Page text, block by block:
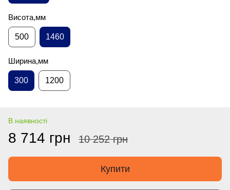
Висота,мм
500 1460
Ширина,мм
300 1200
В наявності
8 714 грн 10 252 грн
Купити